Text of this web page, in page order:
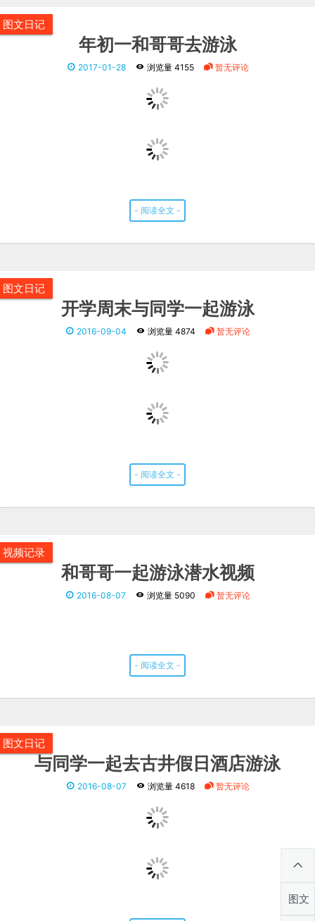
图文日记
年初一和哥哥去游泳
2017-01-28 浏览量 4155 暂无评论
- 阅读全文 -
图文日记
开学周末与同学一起游泳
2016-09-04 浏览量 4874 暂无评论
- 阅读全文 -
视频记录
和哥哥一起游泳潜水视频
2016-08-07 浏览量 5090 暂无评论
- 阅读全文 -
图文日记
与同学一起去古井假日酒店游泳
2016-08-07 浏览量 4618 暂无评论
图文